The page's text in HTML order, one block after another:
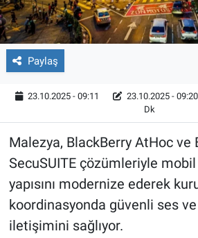
Paylaş
23.10.2025 - 09:11 23.10.2025 - 09:20
Dk
Malezya, BlackBerry AtHoc ve
SecuSUITE çözümleriyle
yapısını modernize ederek
koordinasyonda güvenli ses
iletişimini sağlıyor.